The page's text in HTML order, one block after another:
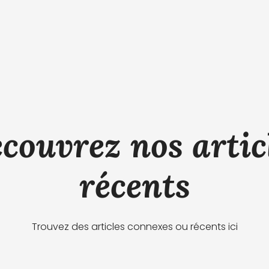
nos
récents
Trouvez des articles connexes ou récents ici